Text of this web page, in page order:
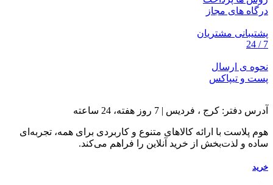
درگاه های مجاز
پشتیبانی مشتریان
7 / 24
نحوه ی ارسال
پست و تیپاکس
آدرس دفتر: کرج ، فردیس | 7 روز هفته، 24 ساعته
هوم پلاست با ارائه کالاهای متنوع و کاربردی برای همه، تجربه‌ای
ساده و لذت‌بخش از خرید آنلاین را فراهم می‌کند.
خرید